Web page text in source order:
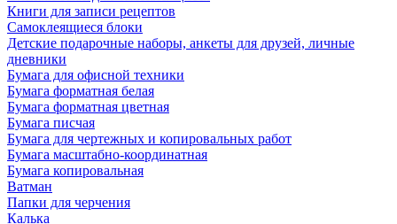
Книги для записи рецептов
Самоклеящиеся блоки
Детские подарочные наборы, анкеты для друзей, личные
дневники
Бумага для офисной техники
Бумага форматная белая
Бумага форматная цветная
Бумага писчая
Бумага для чертежных и копировальных работ
Бумага масштабно-координатная
Бумага копировальная
Ватман
Папки для черчения
Калька